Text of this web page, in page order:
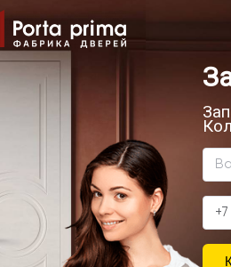
ДОСТАВКА УСТАНОВКА
Доставка продукции со склада
области, г.Санкт-Петербург,
Техническую возможность
осуществляет самостоятельно.